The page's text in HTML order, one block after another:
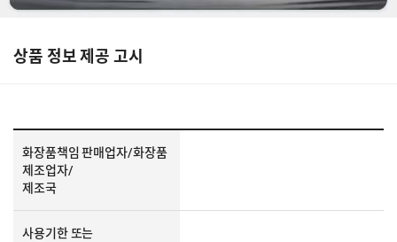
상품 정보 제공 고시
화장품책임 판매업자/화장품
제조업자/
제조국
사용기한 또는